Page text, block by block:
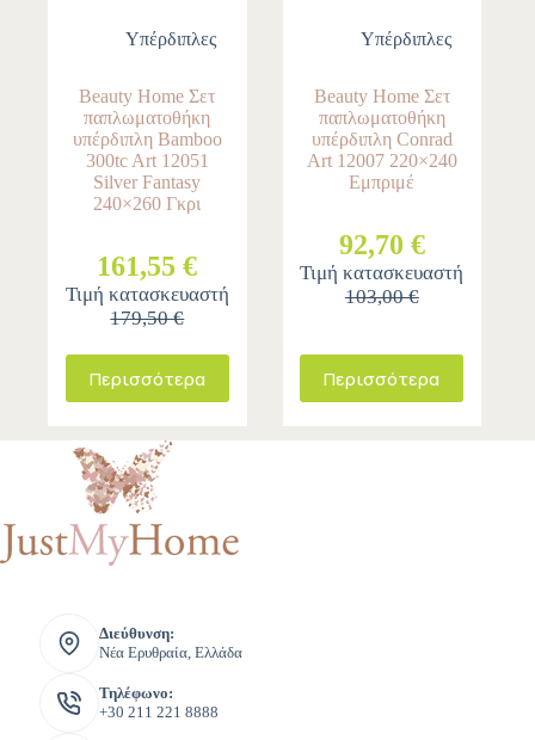
Υπέρδιπλες
Beauty Home Σετ
παπλωματοθήκη
υπέρδιπλη Bamboo
300tc Art 12051
Silver Fantasy
240×260 Γκρι
161,55 €
Τιμή κατασκευαστή
179,50 €
Περισσότερα
Υπέρδιπλες
Beauty Home Σετ
παπλωματοθήκη
υπέρδιπλη Conrad
Art 12007 220×240
Εμπριμέ
92,70 €
Τιμή κατασκευαστή
103,00 €
Περισσότερα
Διεύθυνση:
Νέα Ερυθραία, Ελλάδα
Τηλέφωνο:
+30 211 221 8888